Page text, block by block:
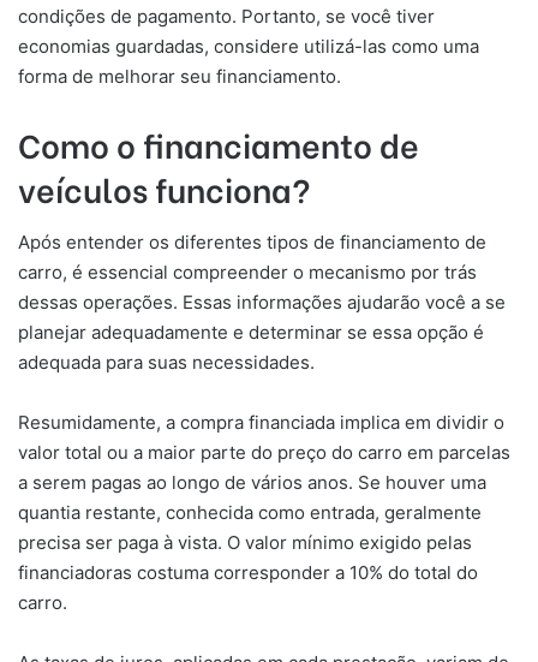
condições de pagamento. Portanto, se você tiver
economias guardadas, considere utilizá-las como uma
forma de melhorar seu financiamento.
Como o financiamento de
veículos funciona?
Após entender os diferentes tipos de financiamento de
carro, é essencial compreender o mecanismo por trás
dessas operações. Essas informações ajudarão você a se
planejar adequadamente e determinar se essa opção é
adequada para suas necessidades.
Resumidamente, a compra financiada implica em dividir o
valor total ou a maior parte do preço do carro em parcelas
a serem pagas ao longo de vários anos. Se houver uma
quantia restante, conhecida como entrada, geralmente
precisa ser paga à vista. O valor mínimo exigido pelas
financiadoras costuma corresponder a 10% do total do
carro.